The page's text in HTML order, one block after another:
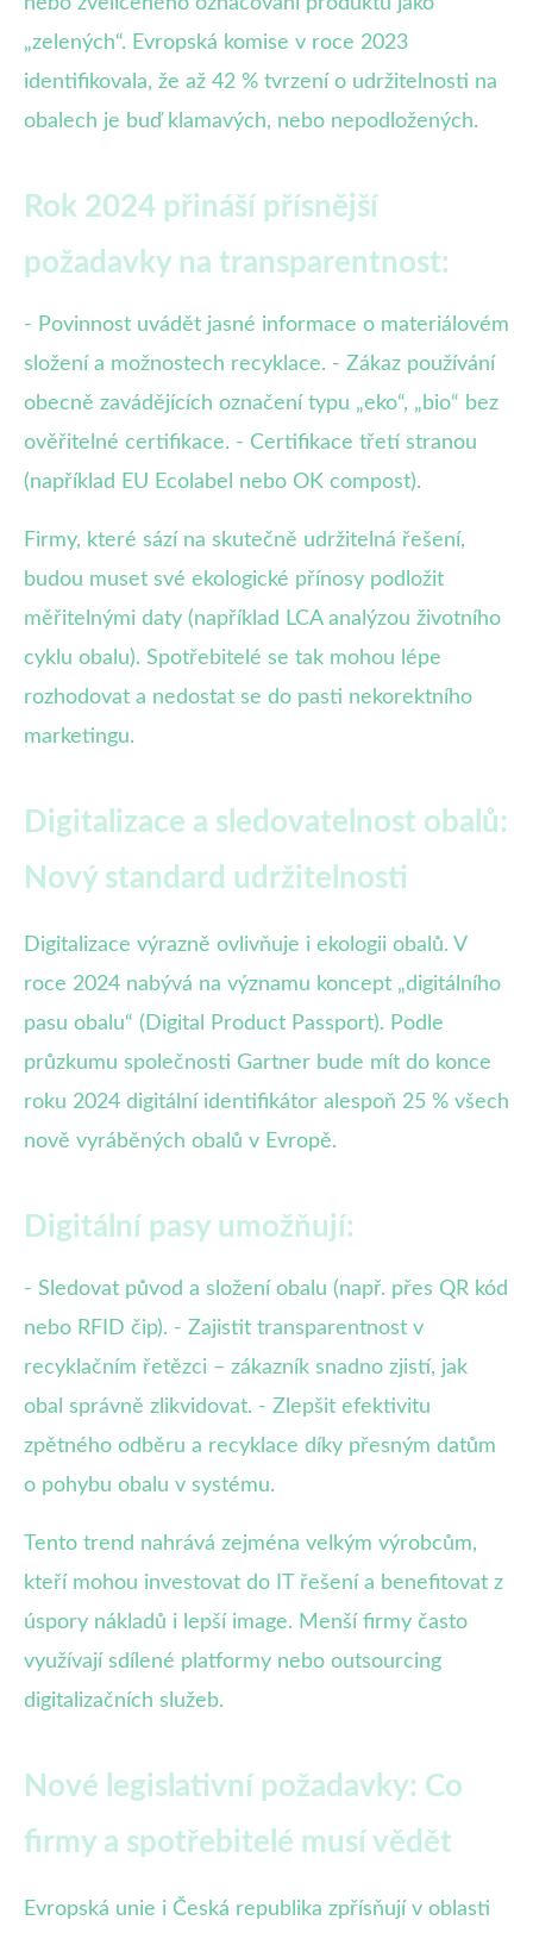
„zelených“. Evropská komise v roce 2023
identifikovala, že až 42 % tvrzení o udržitelnosti na
obalech je buď klamavých, nebo nepodložených.
Rok 2024 přináší přísnější
požadavky na transparentnost:
- Povinnost uvádět jasné informace o materiálovém
složení a možnostech recyklace. - Zákaz používání
obecně zavádějících označení typu „eko“, „bio“ bez
ověřitelné certifikace. - Certifikace třetí stranou
(například EU Ecolabel nebo OK compost).
Firmy, které sází na skutečně udržitelná řešení,
budou muset své ekologické přínosy podložit
měřitelnými daty (například LCA analýzou životního
cyklu obalu). Spotřebitelé se tak mohou lépe
rozhodovat a nedostat se do pasti nekorektního
marketingu.
Digitalizace a sledovatelnost obalů:
Nový standard udržitelnosti
Digitalizace výrazně ovlivňuje i ekologii obalů. V
roce 2024 nabývá na významu koncept „digitálního
pasu obalu“ (Digital Product Passport). Podle
průzkumu společnosti Gartner bude mít do konce
roku 2024 digitální identifikátor alespoň 25 % všech
nově vyráběných obalů v Evropě.
Digitální pasy umožňují:
- Sledovat původ a složení obalu (např. přes QR kód
nebo RFID čip). - Zajistit transparentnost v
recyklačním řetězci – zákazník snadno zjistí, jak
obal správně zlikvidovat. - Zlepšit efektivitu
zpětného odběru a recyklace díky přesným datům
o pohybu obalu v systému.
Tento trend nahrává zejména velkým výrobcům,
kteří mohou investovat do IT řešení a benefitovat z
úspory nákladů i lepší image. Menší firmy často
využívají sdílené platformy nebo outsourcing
digitalizačních služeb.
Nové legislativní požadavky: Co
firmy a spotřebitelé musí vědět
Evropská unie i Česká republika zpřísňují v oblasti